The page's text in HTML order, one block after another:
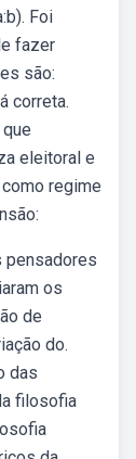
Foi
fazer
são:
correta.
eleitoral e
regime
pensadores
os
de
do.
das
filosofia